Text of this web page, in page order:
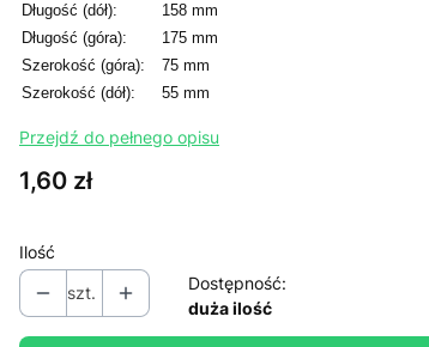
Długość (dół):
158 mm
Długość (góra):
175 mm
Szerokość (góra):
75 mm
Szerokość (dół):
55 mm
Przejdź do pełnego opisu
Cena
1,60 zł
Ilość
szt.
Dostępność:
duża ilość